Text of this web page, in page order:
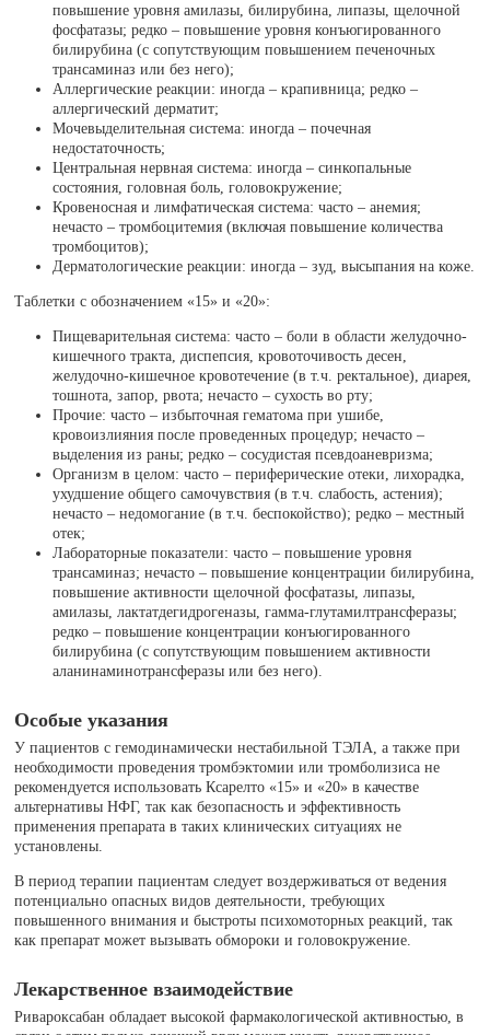
повышение уровня амилазы, билирубина, липазы, щелочной
фосфатазы; редко – повышение уровня конъюгированного
билирубина (с сопутствующим повышением печеночных
трансаминаз или без него);
Аллергические реакции: иногда – крапивница; редко –
аллергический дерматит;
Мочевыделительная система: иногда – почечная
недостаточность;
Центральная нервная система: иногда – синкопальные
состояния, головная боль, головокружение;
Кровеносная и лимфатическая система: часто – анемия;
нечасто – тромбоцитемия (включая повышение количества
тромбоцитов);
Дерматологические реакции: иногда – зуд, высыпания на коже.
Таблетки с обозначением «15» и «20»:
Пищеварительная система: часто – боли в области желудочно-
кишечного тракта, диспепсия, кровоточивость десен,
желудочно-кишечное кровотечение (в т.ч. ректальное), диарея,
тошнота, запор, рвота; нечасто – сухость во рту;
Прочие: часто – избыточная гематома при ушибе,
кровоизлияния после проведенных процедур; нечасто –
выделения из раны; редко – сосудистая псевдоаневризма;
Организм в целом: часто – периферические отеки, лихорадка,
ухудшение общего самочувствия (в т.ч. слабость, астения);
нечасто – недомогание (в т.ч. беспокойство); редко – местный
отек;
Лабораторные показатели: часто – повышение уровня
трансаминаз; нечасто – повышение концентрации билирубина,
повышение активности щелочной фосфатазы, липазы,
амилазы, лактатдегидрогеназы, гамма-глутамилтрансферазы;
редко – повышение концентрации конъюгированного
билирубина (с сопутствующим повышением активности
аланинаминотрансферазы или без него).
Особые указания
У пациентов с гемодинамически нестабильной ТЭЛА, а также при
необходимости проведения тромбэктомии или тромболизиса не
рекомендуется использовать Ксарелто «15» и «20» в качестве
альтернативы НФГ, так как безопасность и эффективность
применения препарата в таких клинических ситуациях не
установлены.
В период терапии пациентам следует воздерживаться от ведения
потенциально опасных видов деятельности, требующих
повышенного внимания и быстроты психомоторных реакций, так
как препарат может вызывать обмороки и головокружение.
Лекарственное взаимодействие
Ривароксабан обладает высокой фармакологической активностью, в